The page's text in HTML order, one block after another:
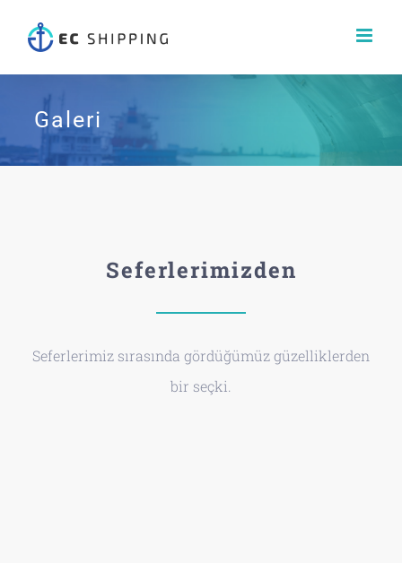
content
Galeri
Seferlerimizden
Seferlerimiz sırasında gördüğümüz güzelliklerden
bir seçki.